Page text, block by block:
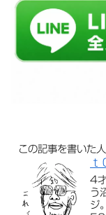
この記事を書いた人
ｔ
4
う
ジ